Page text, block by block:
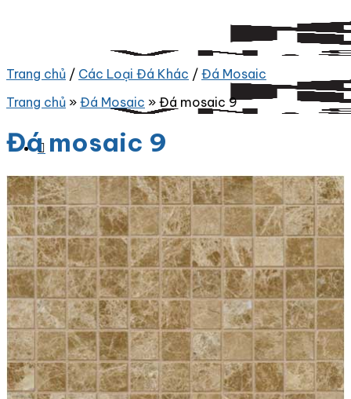
Danh Mục Sản Phẩm
Đá Granite
Đá Granite Màu Vàng
Đá Granite Màu Xám
Đá Granite Màu Đen
Đá Granite Màu Xanh
Trang chủ / Các Loại Đá Khác / Đá Mosaic
Trang chủ » Đá Mosaic » Đá mosaic 9
Đá mosaic 9